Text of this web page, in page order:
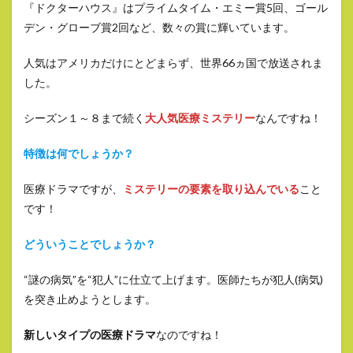
『ドクターハウス』はプライムタイム・エミー賞5回、ゴール
デン・グローブ賞2回など、数々の賞に輝いています。
人気はアメリカだけにとどまらず、世界66ヵ国で放送されま
した。
シーズン１～８まで続く 大人気医療ミステリーなんですね！
特徴は何でしょうか？
医療ドラマですが、 ミステリーの要素を取り込んでいること
です！
どういうことでしょうか？
“謎の病気”を“犯人”に仕立て上げます。医師たちが犯人(病気)
を突き止めようとします。
新しいタイプの医療ドラマなのですね！